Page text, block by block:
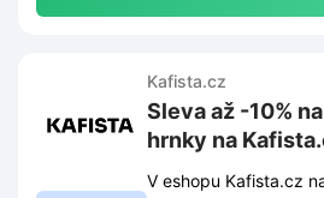
Kafista.cz
Sleva až -10%
hrnky na
V eshopu Kafista.cz